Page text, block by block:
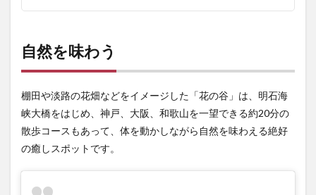
自然を味わう
棚田や淡路の花畑などをイメージした「花の谷」は、明石海
峡大橋をはじめ、神戸、大阪、和歌山を一望できる約20分の
散歩コースもあって、体を動かしながら自然を味わえる絶好
の癒しスポットです。